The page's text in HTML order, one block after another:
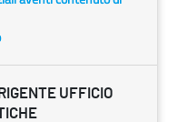
UFFICIO